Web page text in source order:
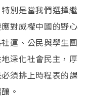
別是當我們選擇繼
對威權中國的野心
運、公民與學生團
深化社會民主，厚
須排上時程表的課
。